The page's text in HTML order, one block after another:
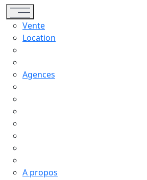
Toggle navigation
Vente
Location
Agences
A propos